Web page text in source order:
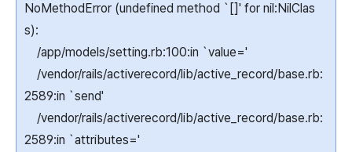
NoMethodError (undefined method `[]' for nil:NilClas
s):
/app/models/setting.rb:100:in `value='
/vendor/rails/activerecord/lib/active_record/base.rb:
2589:in `send'
/vendor/rails/activerecord/lib/active_record/base.rb:
2589:in `attributes='